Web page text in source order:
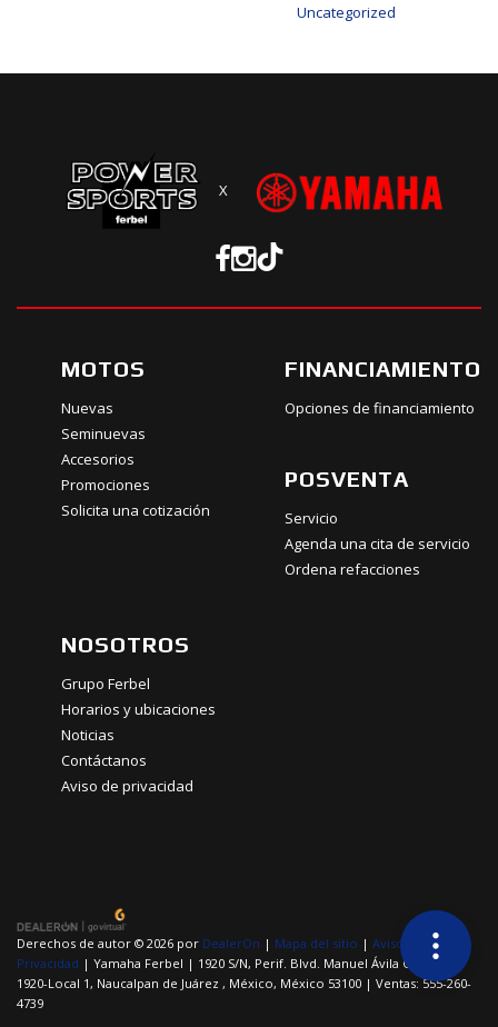
Uncategorized
X
MOTOS
Nuevas
Seminuevas
Accesorios
Promociones
Solicita una cotización
FINANCIAMIENTO
Opciones de financiamiento
POSVENTA
Servicio
Agenda una cita de servicio
Ordena refacciones
NOSOTROS
Grupo Ferbel
Horarios y ubicaciones
Noticias
Contáctanos
Aviso de privacidad
Derechos de autor © 2026 por DealerOn | Mapa del sitio | Aviso de
Privacidad | Yamaha Ferbel | 1920 S/N, Perif. Blvd. Manuel Ávila Camacho
1920-Local 1, Naucalpan de Juárez , México, México 53100 | Ventas:555-260-
4739